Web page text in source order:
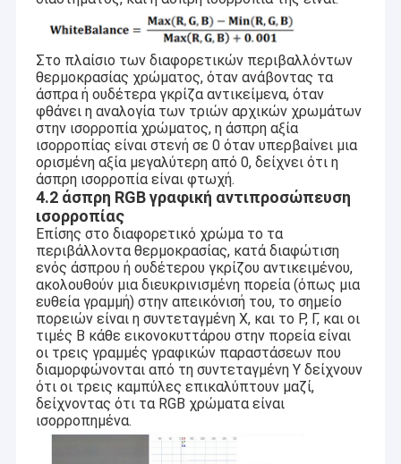
Στο πλαίσιο των διαφορετικών περιβαλλόντων
θερμοκρασίας χρώματος, όταν ανάβοντας τα
άσπρα ή ουδέτερα γκρίζα αντικείμενα, όταν
φθάνει η αναλογία των τριών αρχικών χρωμάτων
στην ισορροπία χρώματος, η άσπρη αξία
ισορροπίας είναι στενή σε 0 όταν υπερβαίνει μια
ορισμένη αξία μεγαλύτερη από 0, δείχνει ότι η
άσπρη ισορροπία είναι φτωχή.
4.2 άσπρη RGB γραφική αντιπροσώπευση
ισορροπίας
Επίσης στο διαφορετικό χρώμα το τα
περιβάλλοντα θερμοκρασίας, κατά διαφώτιση
ενός άσπρου ή ουδέτερου γκρίζου αντικειμένου,
ακολουθούν μια διευκρινισμένη πορεία (όπως μια
ευθεία γραμμή) στην απεικόνισή του, το σημείο
πορειών είναι η συντεταγμένη Χ, και το Ρ, Γ, και οι
τιμές Β κάθε εικονοκυττάρου στην πορεία είναι
οι τρεις γραμμές γραφικών παραστάσεων που
διαμορφώνονται από τη συντεταγμένη Υ δείχνουν
ότι οι τρεις καμπύλες επικαλύπτουν μαζί,
δείχνοντας ότι τα RGB χρώματα είναι
ισορροπημένα.